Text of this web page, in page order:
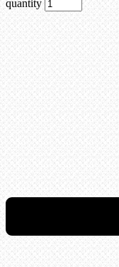
quantity